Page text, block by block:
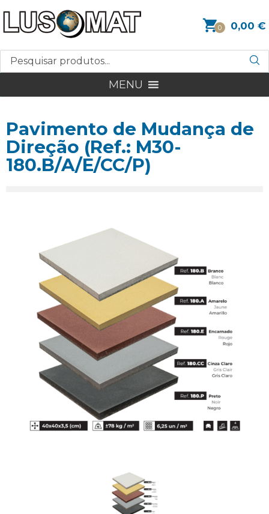
0 0,00 €
MENU
Pavimento de Mudança de
Direção (Ref.: M30-
180.B/A/E/CC/P)